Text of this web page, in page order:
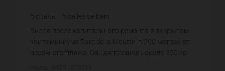
5 спаль. 5 salles de bain
Вилла после капитального ремонта в закрытом
кондоминиуме Parc de la Moutte, в 200 метрах от
песочного пляжа. Общая площадь около 250 кв.